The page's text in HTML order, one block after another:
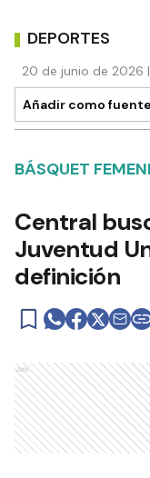
DEPORTES
20 de junio de 2026
Añadir como
BÁSQUET
Central
Juventud
definición
Ads